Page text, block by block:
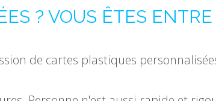
? VOUS ÊTES
de cartes plastiques